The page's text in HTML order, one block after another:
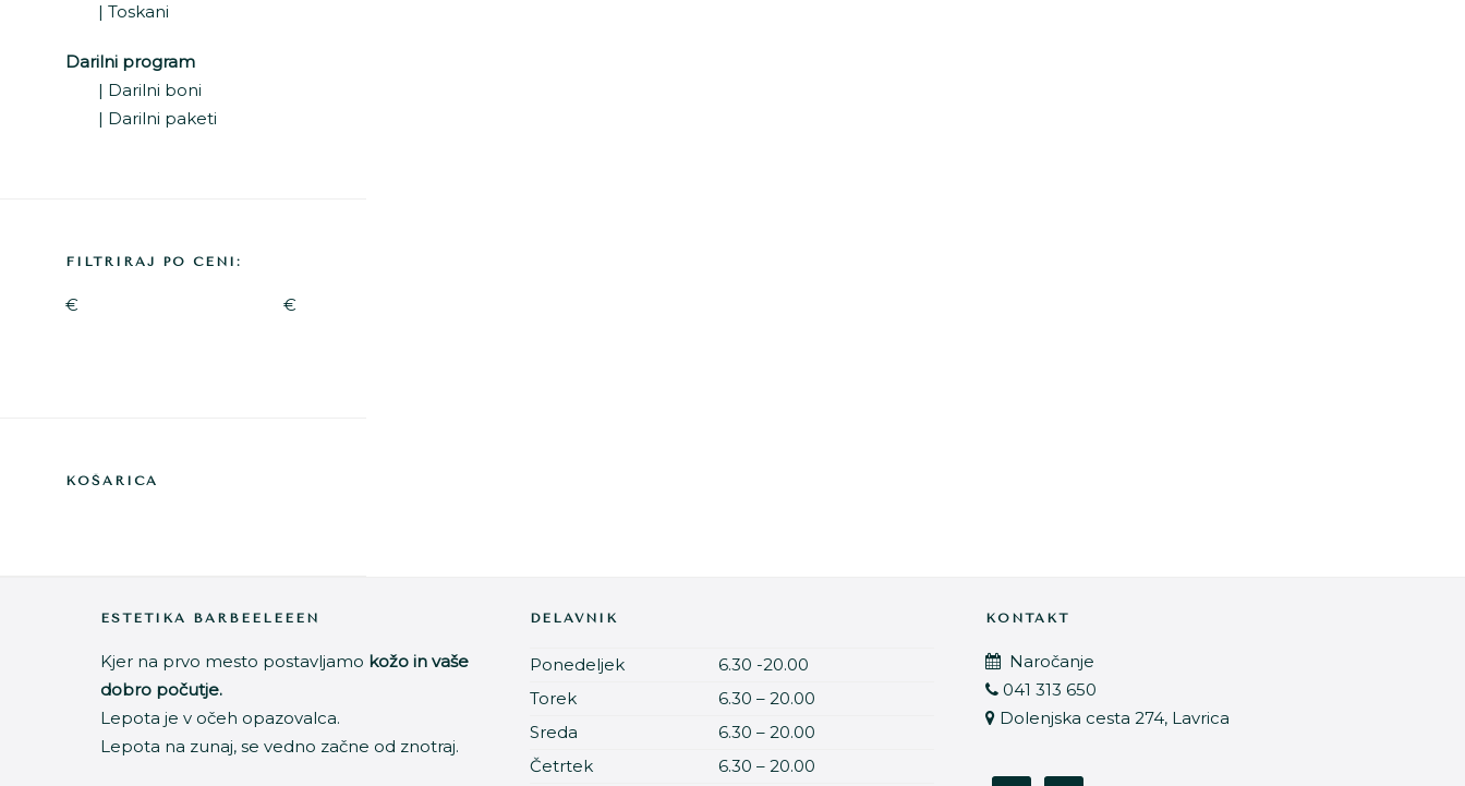
Toskani
Darilni program
Darilni boni
Darilni paketi
FILTRIRAJ PO CENI:
€ €
KOŠARICA
FooterESTETIKA BARBEELEEEN
Kjer na prvo mesto postavljamo kožo in vaše
dobro počutje.
Lepota je v očeh opazovalca.
Lepota na zunaj, se vedno začne od znotraj.
DELAVNIK
Ponedeljek
6.30 -20.00
Torek
6.30 – 20.00
Sreda
6.30 – 20.00
Četrtek
6.30 – 20.00
KONTAKT
Naročanje
041 313 650
Dolenjska cesta 274, Lavrica